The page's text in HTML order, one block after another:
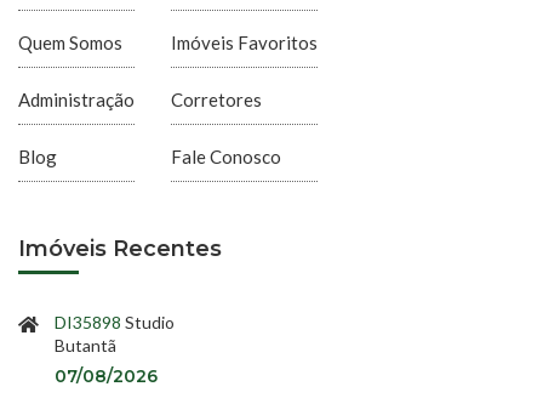
Quem Somos
Administração
Blog
Imóveis Favoritos
Corretores
Fale Conosco
Imóveis Recentes
DI35898 Studio
Butantã
07/08/2026